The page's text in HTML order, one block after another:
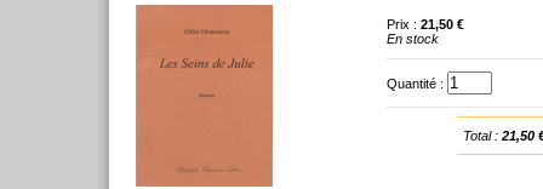
Prix : 21,50 €
En stock
Quantité :
Total : 21,50